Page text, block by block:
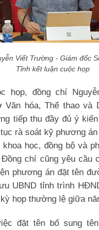
Viết Trường - Giám đốc
Tĩnh kết luận cuộc họp
họp, đồng chí
Văn hóa, Thể thao và
tiếp thu đầy đủ ý
rà soát kỹ phương
khoa học, đồng bộ và
chí cũng yêu cầu
phương án đặt tên
UBND tỉnh trình
họp thường lệ giữa
đặt tên bổ sung